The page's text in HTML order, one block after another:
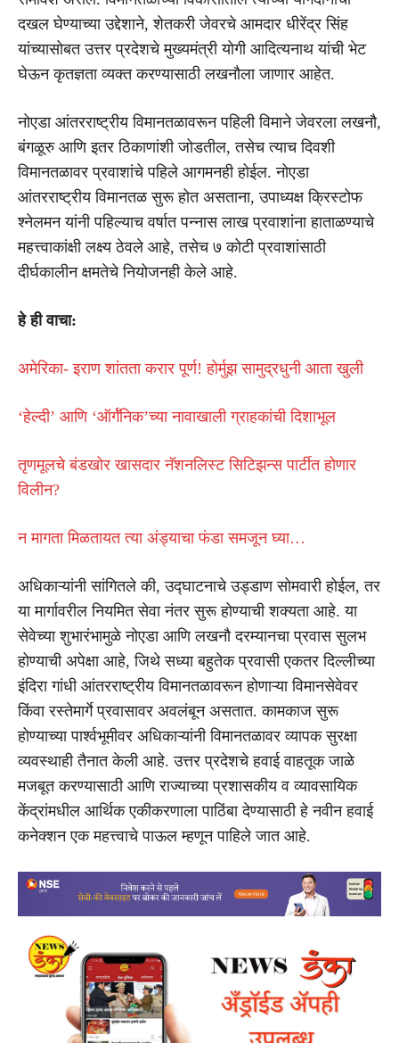
दखल घेण्याच्या उद्देशाने, शेतकरी जेवरचे आमदार धीरेंद्र सिंह
यांच्यासोबत उत्तर प्रदेशचे मुख्यमंत्री योगी आदित्यनाथ यांची भेट
घेऊन कृतज्ञता व्यक्त करण्यासाठी लखनौला जाणार आहेत.
नोएडा आंतरराष्ट्रीय विमानतळावरून पहिली विमाने जेवरला लखनौ,
बंगळूरु आणि इतर ठिकाणांशी जोडतील, तसेच त्याच दिवशी
विमानतळावर प्रवाशांचे पहिले आगमनही होईल. नोएडा
आंतरराष्ट्रीय विमानतळ सुरू होत असताना, उपाध्यक्ष क्रिस्टोफ
श्नेलमन यांनी पहिल्याच वर्षात पन्नास लाख प्रवाशांना हाताळण्याचे
महत्त्वाकांक्षी लक्ष्य ठेवले आहे, तसेच ७ कोटी प्रवाशांसाठी
दीर्घकालीन क्षमतेचे नियोजनही केले आहे.
हे ही वाचा:
अमेरिका- इराण शांतता करार पूर्ण! होर्मुझ सामुद्रधुनी आता खुली
‘हेल्दी’ आणि ‘ऑर्गॅनिक’च्या नावाखाली ग्राहकांची दिशाभूल
तृणमूलचे बंडखोर खासदार नॅशनलिस्ट सिटिझन्स पार्टीत होणार
विलीन?
न मागता मिळतायत त्या अंड्याचा फंडा समजून घ्या…
अधिकाऱ्यांनी सांगितले की, उद्घाटनाचे उड्डाण सोमवारी होईल, तर
या मार्गावरील नियमित सेवानंतर सुरू होण्याची शक्यता आहे. या
सेवेच्या शुभारंभामुळे नोएडा आणि लखनौ दरम्यानचा प्रवास सुलभ
होण्याची अपेक्षा आहे, जिथे सध्या बहुतेक प्रवासी एकतर दिल्लीच्या
इंदिरा गांधी आंतरराष्ट्रीय विमानतळावरून होणाऱ्या विमानसेवेवर
किंवा रस्तेमार्गे प्रवासावर अवलंबून असतात. कामकाज सुरू
होण्याच्या पार्श्वभूमीवर अधिकाऱ्यांनी विमानतळावर व्यापक सुरक्षा
व्यवस्थाही तैनात केली आहे. उत्तर प्रदेशचे हवाई वाहतूक जाळे
मजबूत करण्यासाठी आणि राज्याच्या प्रशासकीय व व्यावसायिक
केंद्रांमधील आर्थिक एकीकरणाला पाठिंबा देण्यासाठी हे नवीन हवाई
कनेक्शन एक महत्त्वाचे पाऊल म्हणून पाहिले जात आहे.